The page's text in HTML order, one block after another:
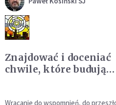
Znajdować i doceniać
chwile, które budują…
Wracanie do wspomnień, do